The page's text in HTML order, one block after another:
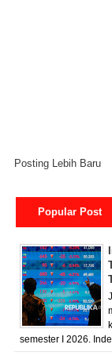
Posting Lebih Baru
Popular Post
semester I 2026.